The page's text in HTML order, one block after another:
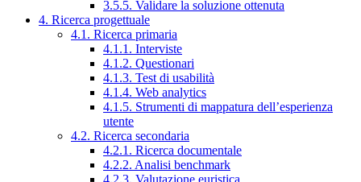
3.5.5. Validare la soluzione ottenuta
4. Ricerca progettuale
4.1. Ricerca primaria
4.1.1. Interviste
4.1.2. Questionari
4.1.3. Test di usabilità
4.1.4. Web analytics
4.1.5. Strumenti di mappatura dell’esperienza
utente
4.2. Ricerca secondaria
4.2.1. Ricerca documentale
4.2.2. Analisi benchmark
4.2.3. Valutazione euristica